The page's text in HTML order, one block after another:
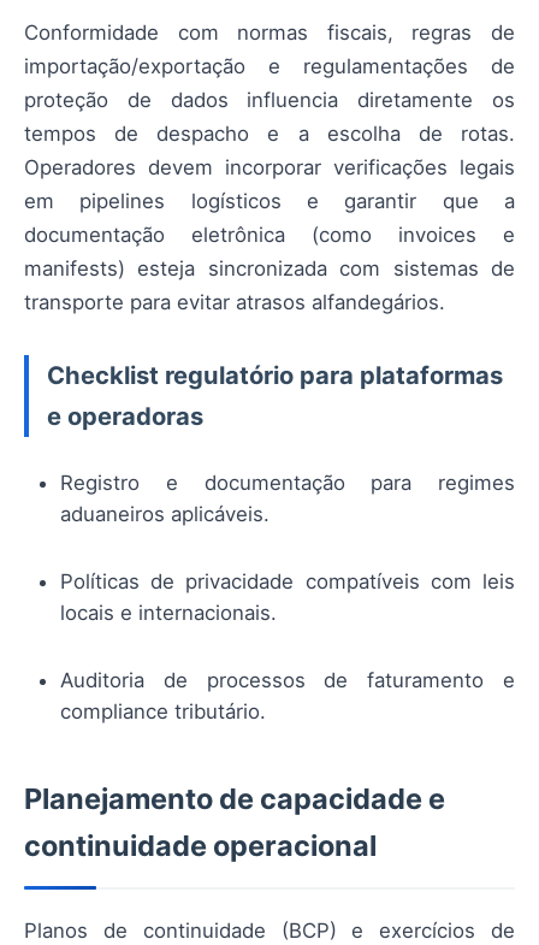
Conformidade com normas fiscais, regras de
importação/exportação e regulamentações de
proteção de dados influencia diretamente os
tempos de despacho e a escolha de rotas.
Operadores devem incorporar verificações legais
em pipelines logísticos e garantir que a
documentação eletrônica (como invoices e
manifests) esteja sincronizada com sistemas de
transporte para evitar atrasos alfandegários.
Checklist regulatório para plataformas
e operadoras
Registro e documentação para regimes
aduaneiros aplicáveis.
Políticas de privacidade compatíveis com leis
locais e internacionais.
Auditoria de processos de faturamento e
compliance tributário.
Planejamento de capacidade e
continuidade operacional
Planos de continuidade (BCP) e exercícios de